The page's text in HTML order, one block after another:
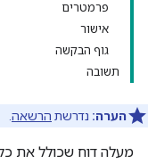
פרמטרים
אישור
גוף הבקשה
תשובה
הערה: נדרשת הרשאה
מעלה דוח שכולל את